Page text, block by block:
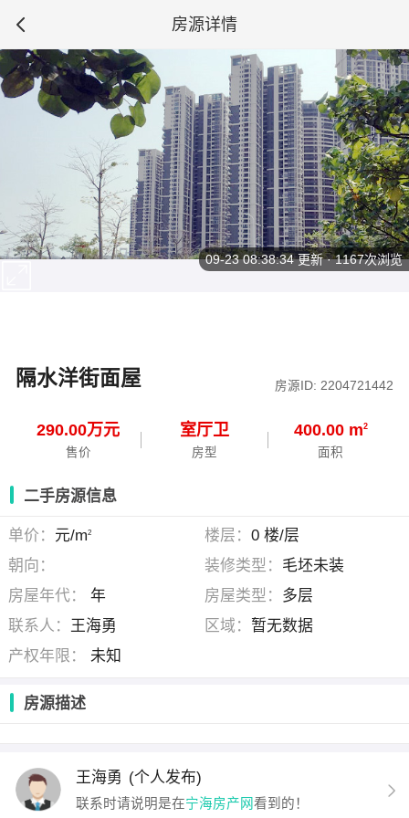
房源详情
隔水洋街面屋 房源ID: 2204721442
290.00万元
售价
室厅卫
房型
400.00 m2
面积
09-23 08:38:34更新 · 1167次浏览
二手房源信息
单价： 元/m2 楼层： 0 楼/层
朝向：
装修类型： 毛坯未装
房屋年代：
年 房屋类型： 多层
联系人： 王海勇 区域： 暂无数据
产权年限：
未知
房源描述
王海勇 (个人发布)
联系时请说明是在宁海房产网看到的！